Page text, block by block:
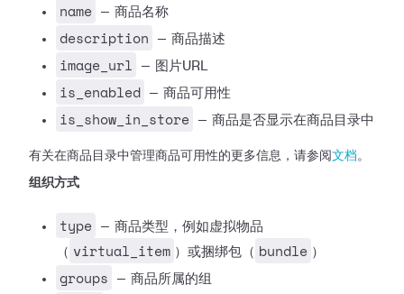
name — 商品名称
description — 商品描述
image_url — 图片URL
is_enabled — 商品可用性
is_show_in_store — 商品是否显示在商品目录中
有关在商品目录中管理商品可用性的更多信息，请参阅 文档。
组织方式
type
— 商品类型，例如虚拟物品
（ virtual_item ）或捆绑包（ bundle ）
groups — 商品所属的组